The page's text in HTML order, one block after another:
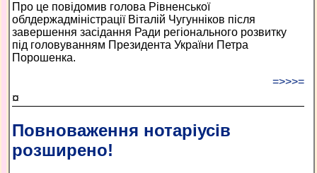
Про це повідомив голова Рівненської
облдержадміністрації Віталій Чугунніков після
завершення засідання Ради регіонального розвитку
під головуванням Президента України Петра
Порошенка.
=>>>=
¤
Повноваження нотаріусів
розширено!